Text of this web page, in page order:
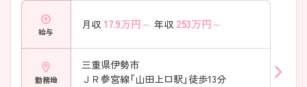
給与
月収 17.9万円～ 年収 253万円～
勤務地
三重県伊勢市
ＪＲ参宮線「山田上口駅」徒歩13分